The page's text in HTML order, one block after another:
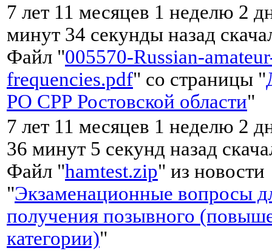
7 лет 11 месяцев 1 неделю 2
минут 34 секунды назад
Файл "005570-Russian-
frequencies.pdf" со страницы "
РО СРР Ростовской области"
7 лет 11 месяцев 1 неделю 2
36 минут 5 секунд назад
Файл "hamtest.zip" из новости
"Экзаменационные вопросы
получения позывного
категории)"